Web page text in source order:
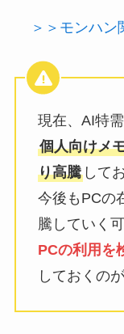
＞＞モンハン
現在、AI特
個人向けメ
り高騰して
今後もPCの
騰していく
PCの利用を
しておくの